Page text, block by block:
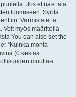
Jos et näe tätä
luomiseen. Syötä
Varmista että
Voit myös määritellä
You can also set the
“Kuinka monta
(0 kestää
muuttaa